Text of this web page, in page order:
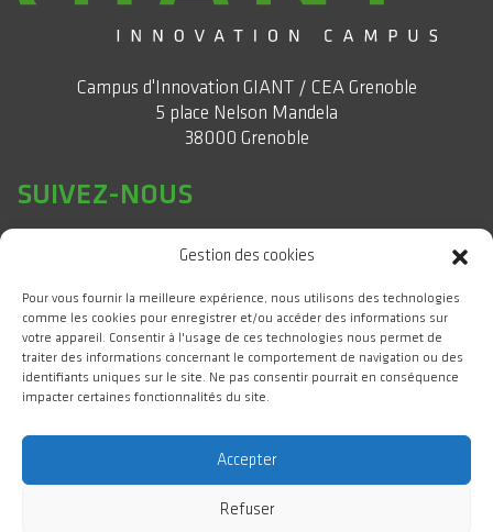
Gestion des cookies
Pour vous fournir la meilleure expérience, nous utilisons des technologies
comme les cookies pour enregistrer et/ou accéder des informations sur
votre appareil. Consentir à l'usage de ces technologies nous permet de
traiter des informations concernant le comportement de navigation ou des
identifiants uniques sur le site. Ne pas consentir pourrait en conséquence
impacter certaines fonctionnalités du site.
Accepter
Refuser
Campus d'Innovation GIANT / CEA Grenoble
5 place Nelson Mandela
38000 Grenoble
SUIVEZ-NOUS
#WeAreGIANT